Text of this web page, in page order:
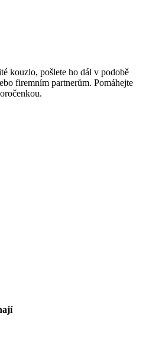
kouzlo, pošlete ho dál v podobě
firemním partnerům. Pomáhejte